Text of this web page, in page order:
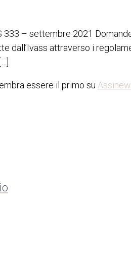
333 – settembre 2021
dall’Ivass attraverso i
essere il primo su